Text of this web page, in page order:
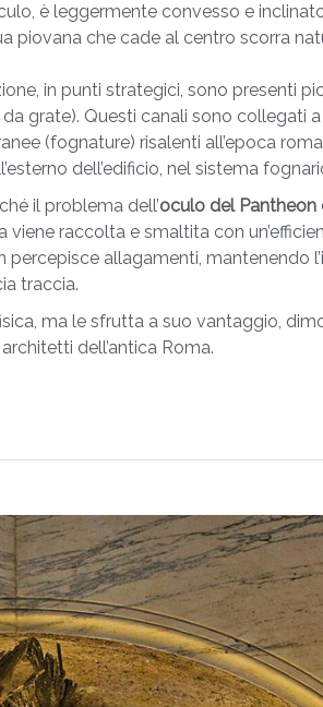
è leggermente convesso e
piovana che cade al centro scorra
in punti strategici, sono presenti
grate). Questi canali sono collegati a
(fognature) risalenti all’epoca
dell’edificio, nel sistema
il problema dell’oculo del Pantheon
viene raccolta e smaltita con
allagamenti, mantenendo
traccia.
ma le sfrutta a suo vantaggio,
dell’antica Roma.